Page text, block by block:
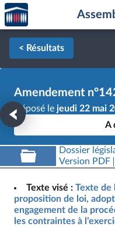
Aller au contenu
Aller en bas de la page
Accèder
à la
page
d'accueil
< Résultats
Amendement
Déposé le jeudi 22 mai
A
Dossier
Version PDF
Texte visé : Texte de
proposition de loi,
engagement de la
les contraintes à